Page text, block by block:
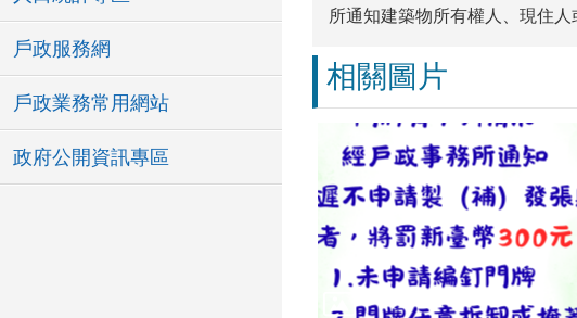
戶政服務網
戶政業務常用網站
政府公開資訊專區
所通知建築物所有權人、現住
相關圖片